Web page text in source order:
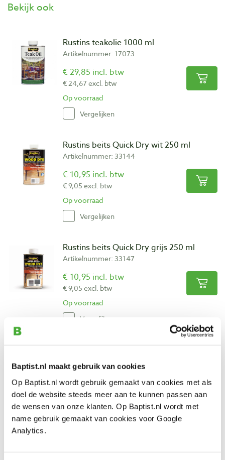
Baptist.nl maakt gebruik van cookies
Op Baptist.nl wordt gebruik gemaakt van cookies met als
doel de website steeds meer aan te kunnen passen aan
de wensen van onze klanten. Op Baptist.nl wordt met
name gebruik gemaakt van cookies voor Google
Analytics.
Bekijk ook
Rustins teakolie 1000 ml
Artikelnummer: 17073
€ 29,85 incl. btw
€ 24,67 excl. btw
Op voorraad
Vergelijken
Rustins beits Quick Dry wit 250 ml
Artikelnummer: 33144
€ 10,95 incl. btw
€ 9,05 excl. btw
Op voorraad
Vergelijken
Rustins beits Quick Dry grijs 250 ml
Artikelnummer: 33147
€ 10,95 incl. btw
€ 9,05 excl. btw
Op voorraad
Vergelijken
ml
Artikelnummer: 33150
€ 20,10 incl. btw
€ 16,61 excl. btw
Op voorraad